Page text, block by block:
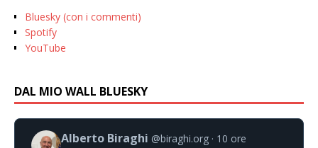
Bluesky (con i commenti)
Spotify
YouTube
DAL MIO WALL BLUESKY
Alberto Biraghi @biraghi.org 10 ore